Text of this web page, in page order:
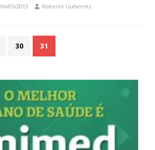
06/05/2013 Roberto Gutierrez
30 31